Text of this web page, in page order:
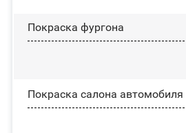
Покраска фургона
Покраска салона автомобиля